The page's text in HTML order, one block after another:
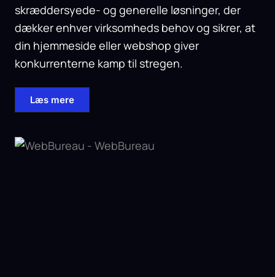
skræddersyede- og generelle løsninger, der
dækker enhver virksomheds behov og sikrer, at
din hjemmeside eller webshop giver
konkurrenterne kamp til stregen.
Læs mere